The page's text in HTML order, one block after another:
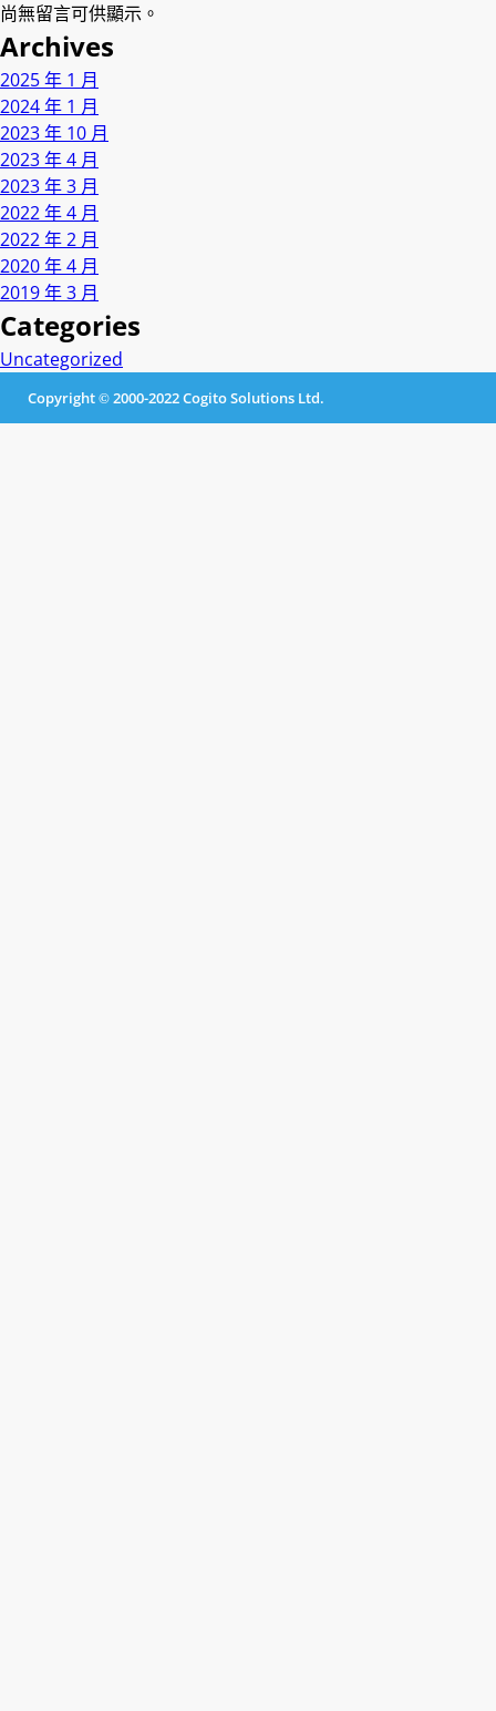
尚無留言可供顯示。
Archives
2025 年 1 月
2024 年 1 月
2023 年 10 月
2023 年 4 月
2023 年 3 月
2022 年 4 月
2022 年 2 月
2020 年 4 月
2019 年 3 月
Categories
Uncategorized
Copyright © 2000-2022 Cogito Solutions Ltd.